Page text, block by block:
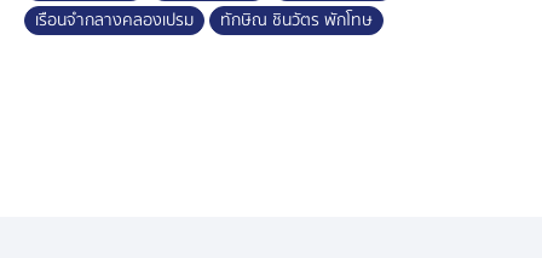
เรือนจำกลางคลองเปรม
ทักษิณ ชินวัตร พักโทษ